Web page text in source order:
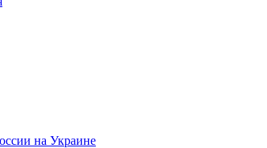
на Украине